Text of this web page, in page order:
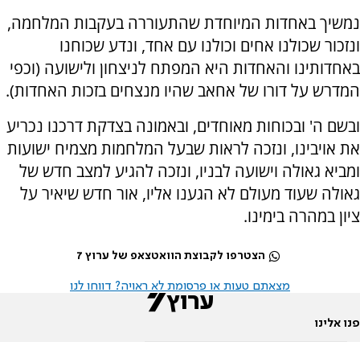
נמשיך באחדות המיוחדת שהתעוררה בעקבות המלחמה,
ונזכור שכולנו אחים וכולנו עם אחד, ונדע שכוחנו
באחדותינו והאחדות היא המפתח לניצחון ולישועה (וכפי
המדרש על דורו של אחאב שהיו מנצחים בזכות האחדות).
ובשם ה' ובכוחות מאוחדים, ובאמונה בצדקת דרכנו נכריע
את אויבינו, ונזכה לראות שבעל המלחמות מצמיח ישועות
ומביא גאולה וישועה לבניו, ונזכה להגיע למצב חדש של
גאולה שעוד מעולם לא הגענו אליו, אור חדש שיאיר על
ציון במהרה בימינו.
הצטרפו לקבוצת הוואטצאפ של ערוץ 7
מצאתם טעות או פרסומת לא ראויה? דווחו לנו
פנו אלינו